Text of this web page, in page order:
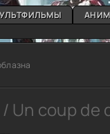
/ Un coup de